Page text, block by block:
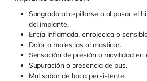
Sangrado al cepillarse o al pasar el
del implante.
Encía inflamada, enrojecida o
Dolor o molestias al masticar.
Sensación de presión o movilidad en
Supuración o presencia de pus.
Mal sabor de boca persistente.